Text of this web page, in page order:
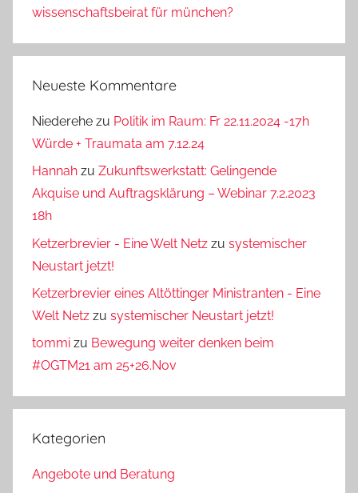
wissenschaftsbeirat für münchen?
Neueste Kommentare
Niederehe zu Politik im Raum: Fr 22.11.2024 -17h
Würde + Traumata am 7.12.24
Hannah zu Zukunftswerkstatt: Gelingende
Akquise und Auftragsklärung – Webinar 7.2.2023
18h
Ketzerbrevier - Eine Welt Netz zu systemischer
Neustart jetzt!
Ketzerbrevier eines Altöttinger Ministranten - Eine
Welt Netz zu systemischer Neustart jetzt!
tommi zu Bewegung weiter denken beim
#OGTM21 am 25+26.Nov
Kategorien
Angebote und Beratung